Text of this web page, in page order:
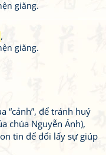
giăng.
,
giăng.
“cảnh”, để tránh huý
chúa Nguyễn Ánh),
tin để đổi lấy sự giúp